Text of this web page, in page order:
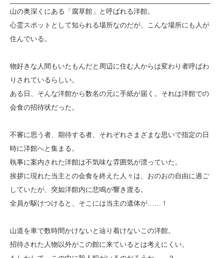
山の奥深くにある「腐草館」と呼ばれる洋館。
心霊スポットとして知られる場所なのだが、こんな場所にも人が
住んでいる。
物好きな人間もいたもんだと周辺に住む人からは変わり者呼ばわ
りされているらしい。
ある日、そんな洋館から数名の元に手紙が届く。それは洋館での
会食の招待状だった。
不審に思う者、期待する者、それぞれさまざまな思いで指定の日
時に洋館へと集まる。
執事に案内された洋館は不気味な雰囲気が漂っていた。
挨拶に現れた当主との会食を終えた人々は、おのおの自由に過ご
していたが、突如洋館内に悲鳴が響き渡る。
全員が駆けつけると、そこには当主の遺体が……！
山道を車で数時間かけないと辿り着けないこの洋館。
招待された人物以外がこの館に来ているとは考えにくい。